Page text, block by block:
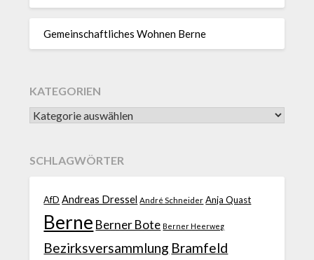
Gemeinschaftliches Wohnen Berne
KATEGORIEN
SCHLAGWÖRTER
AfD Andreas Dressel André Schneider Anja Quast
Berne Berner Bote Berner Heerweg
Bezirksversammlung Bramfeld